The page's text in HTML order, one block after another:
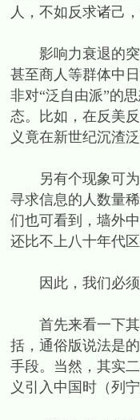
人，不如反求诸己
影响力衰退的突
甚至商人等群体中
非对“泛自由派”的
态。比如，在反美
义竟在新世纪沉渣
另有个现象可为
寻求信息的人数量
们也可看到，墙外
还比不上八十年代
因此，我们必须
首先来看一下其
括，通俗版说法是
手段。当然，其实
义引入中国时（列